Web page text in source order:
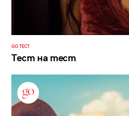
GO ТЕСТ
Тест на тест